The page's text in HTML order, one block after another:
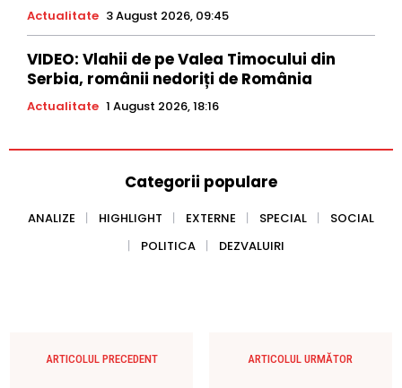
Actualitate 3 August 2026, 09:45
VIDEO: Vlahii de pe Valea Timocului din
Serbia, românii nedoriți de România
Actualitate 1 August 2026, 18:16
Categorii populare
ANALIZE HIGHLIGHT EXTERNE SPECIAL
SOCIAL
POLITICA
DEZVALUIRI
ARTICOLUL PRECEDENT ARTICOLUL URMĂTOR